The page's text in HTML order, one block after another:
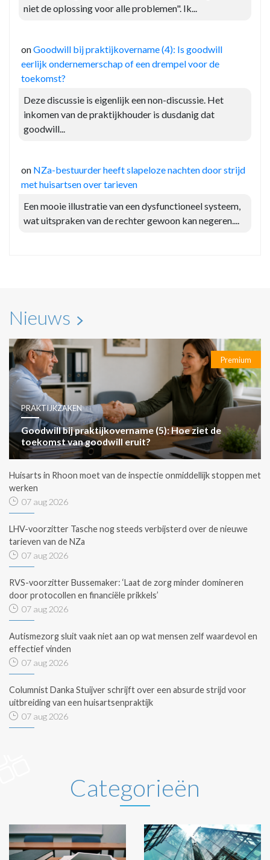
niet de oplossing voor alle problemen". Ik...
onGoodwill bij praktijkovername (4): Is goodwill
eerlijk ondernemerschap of een drempel voor de
toekomst?
Deze discussie is eigenlijk een non-discussie. Het
inkomen van de praktijkhouder is dusdanig dat
goodwill...
on NZa-bestuurder heeft slapeloze nachten door strijd
met huisartsen over tarieven
Een mooie illustratie van een dysfunctioneel systeem,
wat uitspraken van de rechter gewoon kan negeren....
Nieuws
Premium
PRAKTIJKZAKEN
Goodwill bij praktijkovername (5): Hoe ziet de
toekomst van goodwill eruit?
Huisarts in Rhoon moet van de inspectie onmiddellijk stoppen met
werken
07 aug 2026
LHV-voorzitter Tasche nog steeds verbijsterd over de nieuwe
tarieven van de NZa
07 aug 2026
RVS-voorzitter Bussemaker: ‘Laat de zorg minder domineren
door protocollen en financiële prikkels’
07 aug 2026
Autismezorg sluit vaak niet aan op wat mensen zelf waardevol en
effectief vinden
07 aug 2026
Columnist Danka Stuijver schrijft over een absurde strijd voor
uitbreiding van een huisartsenpraktijk
07 aug 2026
Categorieën